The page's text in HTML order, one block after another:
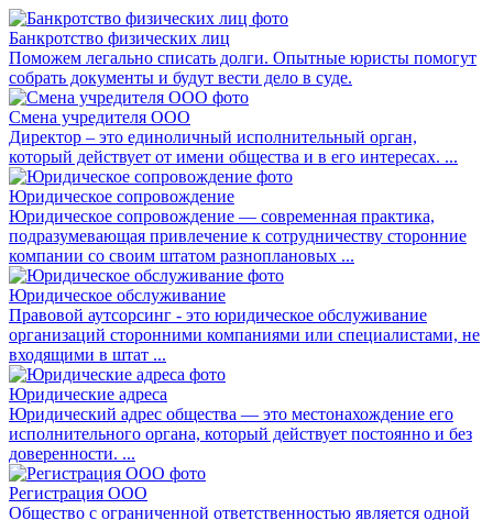
Банкротство физических лиц
Поможем легально списать долги. Опытные юристы помогут
собрать документы и будут вести дело в суде.
Смена учредителя ООО
Директор – это единоличный исполнительный орган,
который действует от имени общества и в его интересах. ...
Юридическое сопровождение
Юридическое сопровождение — современная практика,
подразумевающая привлечение к сотрудничеству сторонние
компании со своим штатом разноплановых ...
Юридическое обслуживание
Правовой аутсорсинг - это юридическое обслуживание
организаций сторонними компаниями или специалистами, не
входящими в штат ...
Юридические адреса
Юридический адрес общества — это местонахождение его
исполнительного органа, который действует постоянно и без
доверенности. ...
Регистрация ООО
Общество с ограниченной ответственностью является одной